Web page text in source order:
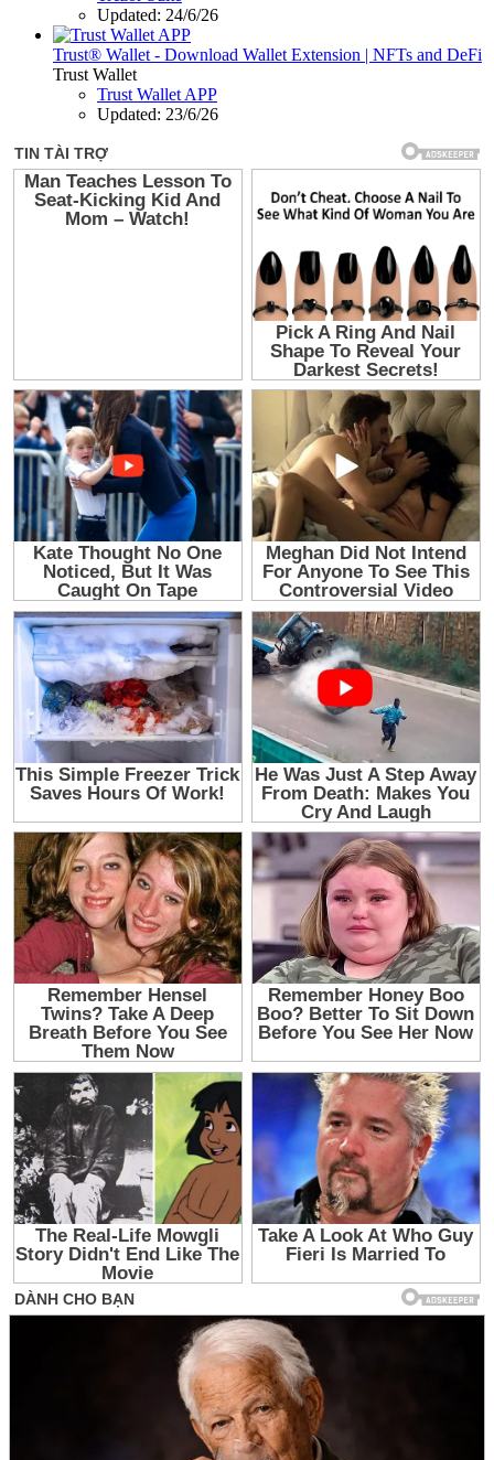
Updated: 24/6/26
Trust® Wallet - Download Wallet Extension | NFTs and DeFi
Trust Wallet
Trust Wallet APP
Updated: 23/6/26